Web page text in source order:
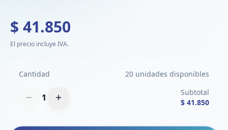
$ 41.850
El precio incluye IVA.
Cantidad 20 unidades disponibles
1
Subtotal
$ 41.850